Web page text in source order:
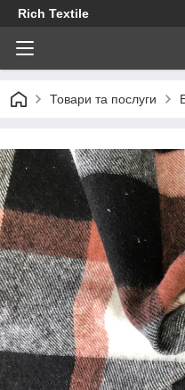
Rich Textile
Товари та послуги